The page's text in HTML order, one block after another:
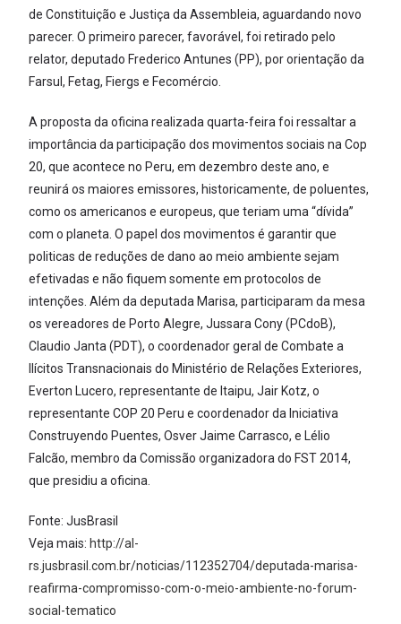
de Constituição e Justiça da Assembleia, aguardando novo
parecer. O primeiro parecer, favorável, foi retirado pelo
relator, deputado Frederico Antunes (PP), por orientação da
Farsul, Fetag, Fiergs e Fecomércio.
A proposta da oficina realizada quarta-feira foi ressaltar a
importância da participação dos movimentos sociais na Cop
20, que acontece no Peru, em dezembro deste ano, e
reunirá os maiores emissores, historicamente, de poluentes,
como os americanos e europeus, que teriam uma “dívida”
com o planeta. O papel dos movimentos é garantir que
politicas de reduções de dano ao meio ambiente sejam
efetivadas e não fiquem somente em protocolos de
intenções. Além da deputada Marisa, participaram da mesa
os vereadores de Porto Alegre, Jussara Cony (PCdoB),
Claudio Janta (PDT), o coordenador geral de Combate a
Ilícitos Transnacionais do Ministério de Relações Exteriores,
Everton Lucero, representante de Itaipu, Jair Kotz, o
representante COP 20 Peru e coordenador da Iniciativa
Construyendo Puentes, Osver Jaime Carrasco, e Lélio
Falcão, membro da Comissão organizadora do FST 2014,
que presidiu a oficina.
Fonte: JusBrasil
Veja mais: http://al-
rs.jusbrasil.com.br/noticias/112352704/deputada-marisa-
reafirma-compromisso-com-o-meio-ambiente-no-forum-
social-tematico